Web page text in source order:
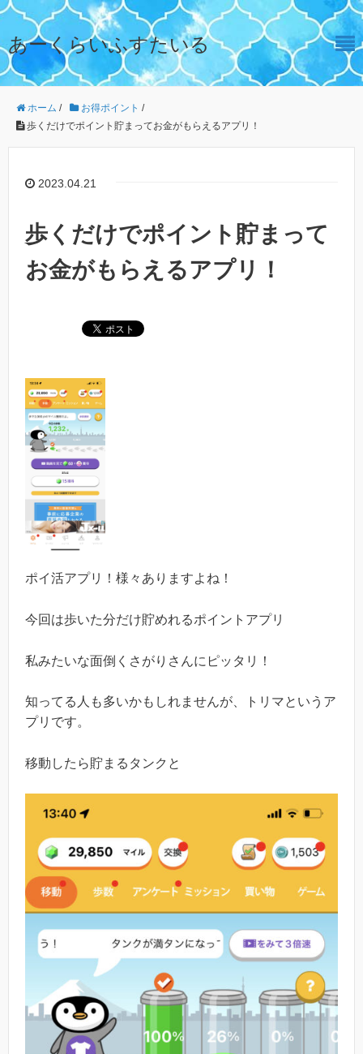
あーくらいふすたいる
ホーム / お得ポイント /
歩くだけでポイント貯まってお金がもらえるアプリ！
2023.04.21
歩くだけでポイント貯まって
お金がもらえるアプリ！
ポイ活アプリ！様々ありますよね！
今回は歩いた分だけ貯めれるポイントアプリ
私みたいな面倒くさがりさんにピッタリ！
知ってる人も多いかもしれませんが、トリマというア
プリです。
移動したら貯まるタンクと